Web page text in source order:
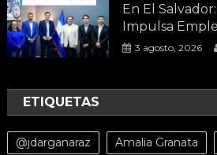
En El
Impulsa
3 agosto, 2026
ETIQUETAS
@jdarganaraz Amalia Granata